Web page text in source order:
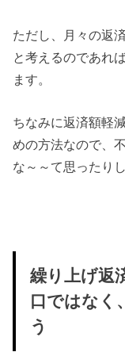
ただし、月々の返
と考えるのであれ
ます。
ちなみに返済額軽
めの方法なので、
な～～て思ったりし
繰り上げ返
口ではなく
う